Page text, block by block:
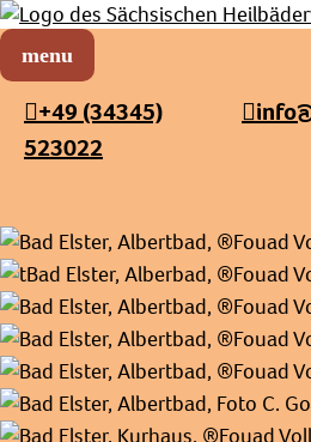
Sächsischer Heilbäderverband
+49 (34345)
523022